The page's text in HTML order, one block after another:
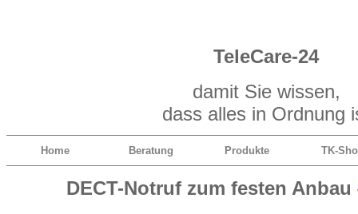
TeleCare-24
damit Sie wissen,
dass alles in Ordnung
Home Beratung Produkte TK-
DECT-Notruf zum festen Anbau